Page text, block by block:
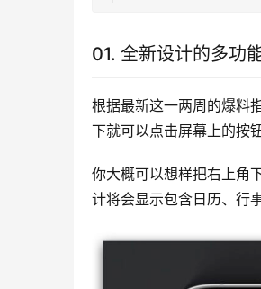
01. 全新设计的多功
根据最新这一两周的爆料
下就可以点击屏幕上的按
你大概可以想样把右上角
计将会显示包含日历、行